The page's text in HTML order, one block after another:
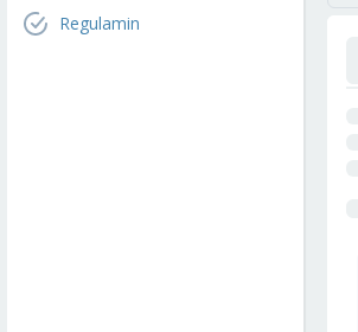
Regulamin